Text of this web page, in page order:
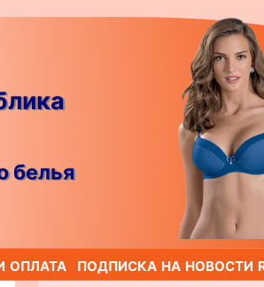
белья
оплата подписка на новости